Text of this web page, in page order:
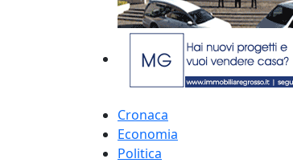
Cronaca
Economia
Politica